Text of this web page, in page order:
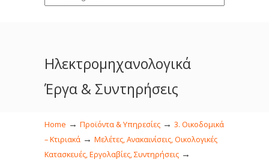
Ηλεκτρομηχανολογικά
Έργα & Συντηρήσεις
Home → Προϊόντα & Υπηρεσίες → 3. Οικοδομικά
– Κτιριακά → Μελέτες, Ανακαινίσεις, Οικολογικές
Κατασκευές, Εργολαβίες, Συντηρήσεις →